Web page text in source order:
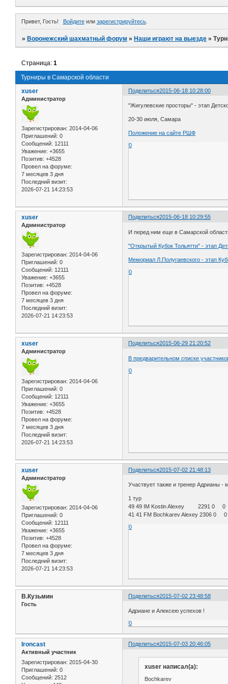
Привет, Гость! Войдитеили зарегистрируйтесь.
»Воронежский шахматный форум »Наши играют на выезде »
Турниры в Самарской области
Страница:1
Поделиться2015-06-18 10:28:00
xuser
Администратор
Зарегистрирован: 2014-04-06
Приглашений: 0
Сообщений: 12111
Уважение: +3655
Позитив: +4528
Провел на форуме:
7 месяцев 3 дня
Последний визит:
2026-07-21 14:23:53
"Жигулевские просторы" - этап
20-30 июля, Самара
Положение на сайте РШФ
0
Поделиться2015-06-18 10:29:55
xuser
Администратор
Зарегистрирован: 2014-04-06
Приглашений: 0
Сообщений: 12111
Уважение: +3655
Позитив: +4528
Провел на форуме:
7 месяцев 3 дня
Последний визит:
2026-07-21 14:23:53
И перед ним еще в Самарской
"Открытый Кубок Тольятти" - этап
Мемориал Л.Полугаевского - этап
0
Поделиться2015-06-29 21:20:52
xuser
Администратор
Зарегистрирован: 2014-04-06
Приглашений: 0
Сообщений: 12111
Уважение: +3655
Позитив: +4528
Провел на форуме:
7 месяцев 3 дня
Последний визит:
2026-07-21 14:23:53
В предварительном списке
0
Поделиться2015-07-02 21:48:13
xuser
Администратор
Зарегистрирован: 2014-04-06
Приглашений: 0
Сообщений: 12111
Уважение: +3655
Позитив: +4528
Провел на форуме:
7 месяцев 3 дня
Последний визит:
2026-07-21 14:23:53
Участвует также и тренер Адрианы -
1 тур
49 49 IM Kostin Alexey 2291 0
41 41 FM Bochkarev Alexey 2306 0
0
Поделиться2015-07-02 23:48:58
В.Кузьмин
Гость
Адриане и Алексею успехов !
0
Поделиться2015-07-03 20:46:05
Ironcast
Активный участник
Зарегистрирован: 2015-04-30
Приглашений: 0
Сообщений: 2512
xuser написал(а):
Bochkarev